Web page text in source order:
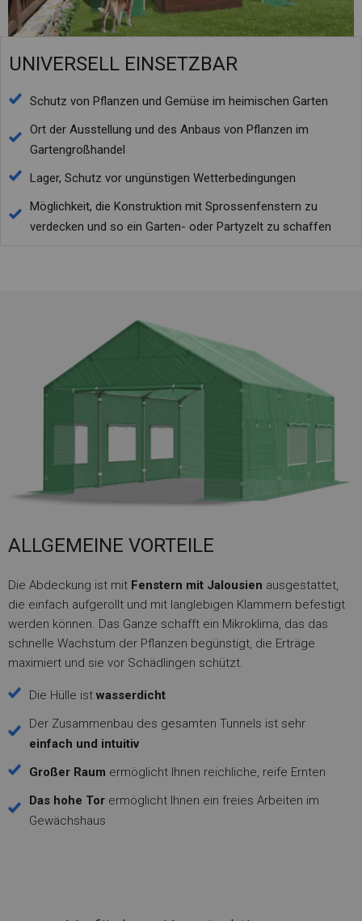
UNIVERSELL EINSETZBAR
Schutz von Pflanzen und Gemüse im heimischen Garten
Ort der Ausstellung und des Anbaus von Pflanzen im
Gartengroßhandel
Lager, Schutz vor ungünstigen Wetterbedingungen
Möglichkeit, die Konstruktion mit Sprossenfenstern zu
verdecken und so ein Garten- oder Partyzelt zu schaffen
ALLGEMEINE VORTEILE
Die Abdeckung ist mit Fenstern mit Jalousien ausgestattet,
die einfach aufgerollt und mit langlebigen Klammern befestigt
werden können. Das Ganze schafft ein Mikroklima, das das
schnelle Wachstum der Pflanzen begünstigt, die Erträge
maximiert und sie vor Schädlingen schützt.
Die Hülle ist wasserdicht
Der Zusammenbau des gesamten Tunnels ist sehr
einfach und intuitiv
Großer Raum ermöglicht Ihnen reichliche, reife Ernten
Das hohe Tor ermöglicht Ihnen ein freies Arbeiten im
Gewächshaus